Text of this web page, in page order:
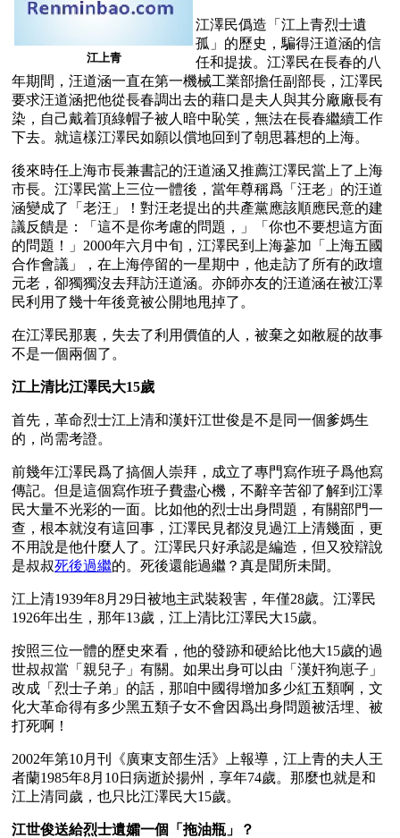
江上青
江澤民僞造「江上青烈士遺
孤」的歷史，騙得汪道涵的信
任和提拔。江澤民在長春的八
年期間，汪道涵一直在第一機械工業部擔任副部長，江澤民
要求汪道涵把他從長春調出去的藉口是夫人與其分廠廠長有
染，自己戴着頂綠帽子被人暗中恥笑，無法在長春繼續工作
下去。就這樣江澤民如願以償地回到了朝思暮想的上海。
後來時任上海市長兼書記的汪道涵又推薦江澤民當上了上海
市長。江澤民當上三位一體後，當年尊稱爲「汪老」的汪道
涵變成了「老汪」！對汪老提出的共產黨應該順應民意的建
議反饋是：「這不是你考慮的問題，」「你也不要想這方面
的問題！」2000年六月中旬，江澤民到上海蔘加「上海五國
合作會議」，在上海停留的一星期中，他走訪了所有的政壇
元老，卻獨獨沒去拜訪汪道涵。亦師亦友的汪道涵在被江澤
民利用了幾十年後竟被公開地甩掉了。
在江澤民那裏，失去了利用價值的人，被棄之如敝屣的故事
不是一個兩個了。
江上清比江澤民大15歲
首先，革命烈士江上清和漢奸江世俊是不是同一個爹媽生
的，尚需考證。
前幾年江澤民爲了搞個人崇拜，成立了專門寫作班子爲他寫
傳記。但是這個寫作班子費盡心機，不辭辛苦卻了解到江澤
民大量不光彩的一面。比如他的烈士出身問題，有關部門一
查，根本就沒有這回事，江澤民見都沒見過江上清幾面，更
不用說是他什麼人了。江澤民只好承認是編造，但又狡辯說
是叔叔死後過繼的。死後還能過繼？真是聞所未聞。
江上清1939年8月29日被地主武裝殺害，年僅28歲。江澤民
1926年出生，那年13歲，江上清比江澤民大15歲。
按照三位一體的歷史來看，他的發跡和硬給比他大15歲的過
世叔叔當「親兒子」有關。如果出身可以由「漢奸狗崽子」
改成「烈士子弟」的話，那咱中國得增加多少紅五類啊，文
化大革命得有多少黑五類子女不會因爲出身問題被活埋、被
打死啊！
2002年第10月刊《廣東支部生活》上報導，江上青的夫人王
者蘭1985年8月10日病逝於揚州，享年74歲。那麼也就是和
江上清同歲，也只比江澤民大15歲。
江世俊送給烈士遺孀一個「拖油瓶」？